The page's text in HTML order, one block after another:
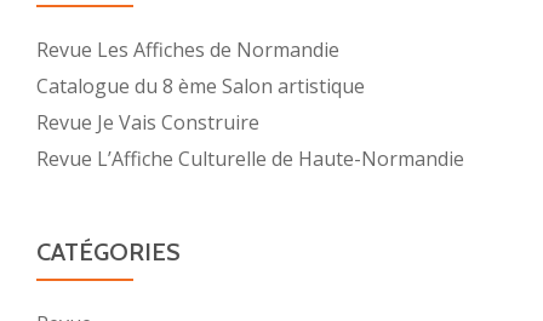
Revue Les Affiches de Normandie
Catalogue du 8 ème Salon artistique
Revue Je Vais Construire
Revue L’Affiche Culturelle de Haute-Normandie
CATÉGORIES